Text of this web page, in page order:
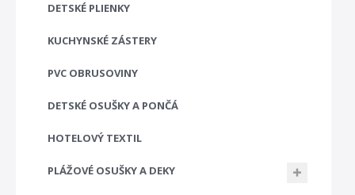
DETSKÉ PLIENKY
KUCHYNSKÉ ZÁSTERY
PVC OBRUSOVINY
DETSKÉ OSUŠKY A PONČÁ
HOTELOVÝ TEXTIL
PLÁŽOVÉ OSUŠKY A DEKY